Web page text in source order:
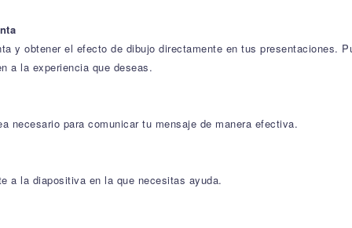
y obtener el efecto de dibujo directamente en tus presentaciones.
a la experiencia que deseas.
necesario para comunicar tu mensaje de manera efectiva.
a la diapositiva en la que necesitas ayuda.